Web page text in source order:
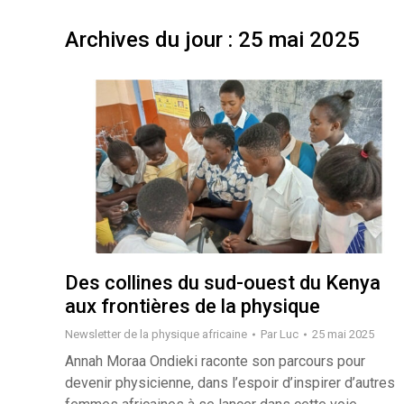
Archives du jour : 25 mai 2025
Des collines du sud-ouest du Kenya
aux frontières de la physique
Newsletter de la physique africaine Par Luc 25 mai 2025
Annah Moraa Ondieki raconte son parcours pour
devenir physicienne, dans l’espoir d’inspirer d’autres